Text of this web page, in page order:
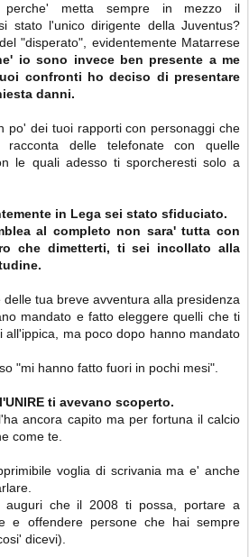
perche' metta sempre in mezzo il
stato l'unico dirigente della Juventus?
"disperato", evidentemente Matarrese
io sono invece ben presente a me
confronti ho deciso di presentare
danni.
po' dei tuoi rapporti con personaggi che
racconta delle telefonate con quelle
le quali adesso ti sporcheresti solo a
in Lega sei stato sfiduciato.
al completo non sara' tutta con
che dimetterti, ti sei incollato alla
tua breve avventura alla presidenza
mandato e fatto eleggere quelli che ti
all'ippica, ma poco dopo hanno mandato
"mi hanno fatto fuori in pochi mesi".
ti avevano scoperto.
ancora capito ma per fortuna il calcio
come te.
voglia di scrivania ma e' anche
auguri che il 2008 ti possa, portare a
e offendere persone che hai sempre
dicevi).